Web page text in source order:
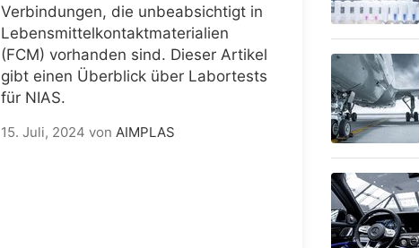
Verbindungen, die unbeabsichtigt in
Lebensmittelkontaktmaterialien
(FCM) vorhanden sind. Dieser Artikel
gibt einen Überblick über Labortests
für NIAS.
15. Juli, 2024 von AIMPLAS